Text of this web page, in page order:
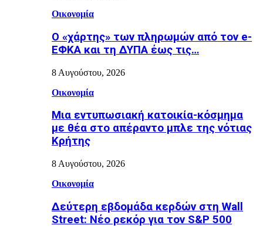
Οικονομία
Ο «χάρτης» των πληρωμών από τον e-
ΕΦΚΑ και τη ΔΥΠΑ έως τις…
8 Αυγούστου, 2026
Οικονομία
Μια εντυπωσιακή κατοικία-κόσμημα
με θέα στο απέραντο μπλε της νότιας
Κρήτης
8 Αυγούστου, 2026
Οικονομία
Δεύτερη εβδομάδα κερδών στη Wall
Street: Νέο ρεκόρ για τον S&P 500